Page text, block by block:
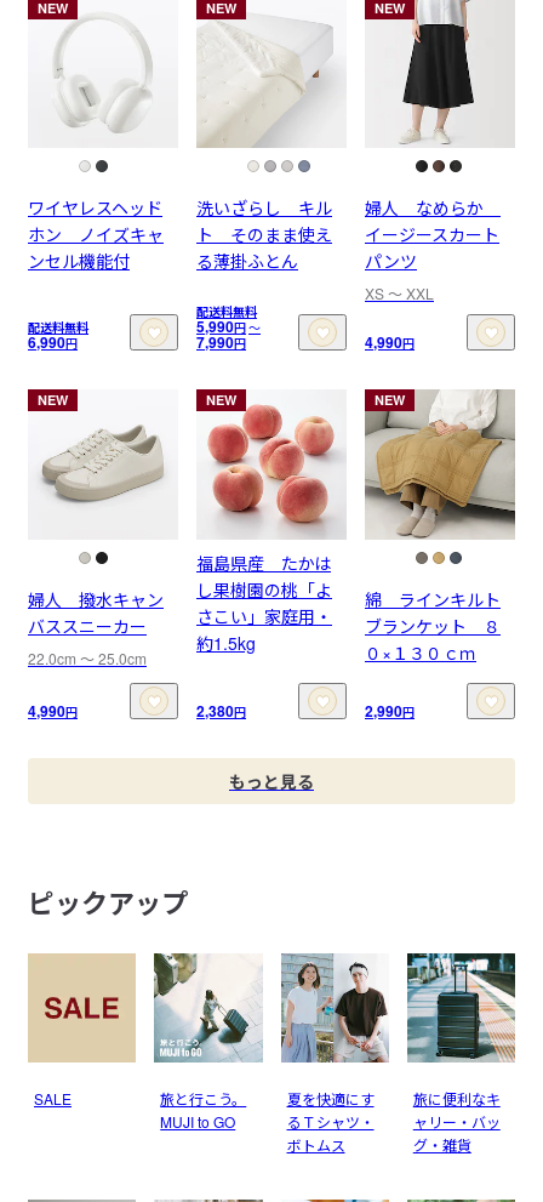
NEW
ワイヤレスヘッド
ホン ノイズキャ
ンセル機能付
配送料無料
6,990円
NEW
洗いざらし キル
ト そのまま使え
る薄掛ふとん
配送料無料
5,990円〜
7,990円
NEW
婦人 なめらか
イージースカート
パンツ
XS 〜 XXL
4,990円
NEW
婦人 撥水キャン
バススニーカー
22.0cm 〜 25.0cm
4,990円
NEW
福島県産 たかは
し果樹園の桃「よ
さこい」家庭用・
約1.5kg
2,380円
NEW
綿 ラインキルト
ブランケット ８
０×１３０ｃｍ
2,990円
もっと見る
ピックアップ
SALE
旅と行こう。
MUJI to GO
夏を快適にす
るＴシャツ・
ボトムス
旅に便利なキ
ャリー・バッ
グ・雑貨